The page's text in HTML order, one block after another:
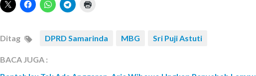
Ditag DPRD Samarinda MBG Sri Puji Astuti
BACA JUGA :